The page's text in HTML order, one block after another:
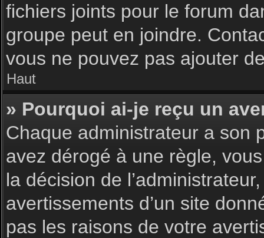
fichiers joints pour le forum
groupe peut en joindre.
vous ne pouvez pas ajouter
Haut
» Pourquoi ai-je reçu un
Chaque administrateur a son
avez dérogé à une règle,
la décision de
avertissements d’un site
pas les raisons de votre